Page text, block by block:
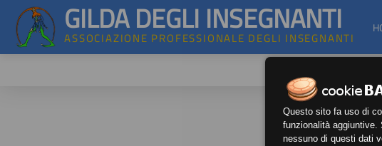
GILDA DEGLI INSEGNANTI
ASSOCIAZIONE PROFESSIONALE DEGLI INSEGNANTI
Questo sito fa uso di
funzionalità
nessuno di questi dati